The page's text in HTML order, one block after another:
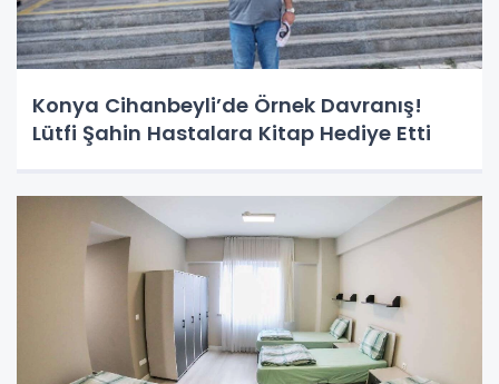
Konya Cihanbeyli’de Örnek Davranış!
Lütfi Şahin Hastalara Kitap Hediye Etti